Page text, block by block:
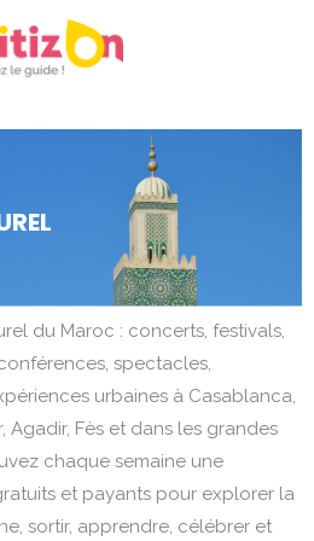
du Maroc : concerts, festivals,
spectacles,
urbaines à Casablanca,
Agadir, Fès et dans les grandes
chaque semaine une
et payants pour explorer la
sortir, apprendre, célébrer et